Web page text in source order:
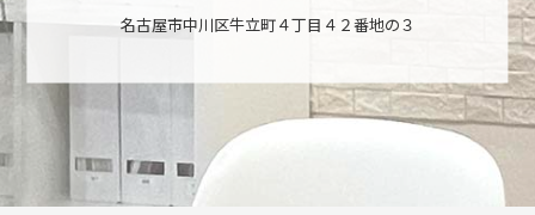
名古屋市中川区牛立町４丁目４２番地の３